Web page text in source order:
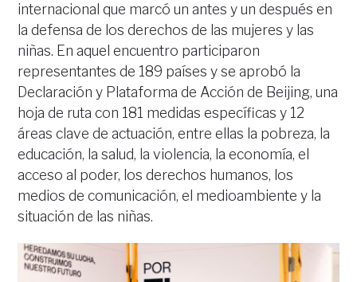
internacional que marcó un antes y un después en
la defensa de los derechos de las mujeres y las
niñas. En aquel encuentro participaron
representantes de 189 países y se aprobó la
Declaración y Plataforma de Acción de Beijing, una
hoja de ruta con 181 medidas específicas y 12
áreas clave de actuación, entre ellas la pobreza, la
educación, la salud, la violencia, la economía, el
acceso al poder, los derechos humanos, los
medios de comunicación, el medioambiente y la
situación de las niñas.